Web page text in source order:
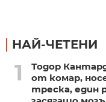
НАЙ-ЧЕТЕНИ
1
Тодор
от комар,
треска, един